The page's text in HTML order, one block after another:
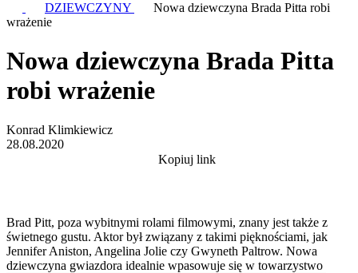
DZIEWCZYNY
Nowa dziewczyna Brada Pitta robi
wrażenie
Nowa dziewczyna Brada Pitta
robi wrażenie
Konrad Klimkiewicz
28.08.2020
Kopiuj link
Brad Pitt, poza wybitnymi rolami filmowymi, znany jest także z
świetnego gustu. Aktor był związany z takimi pięknościami, jak
Jennifer Aniston, Angelina Jolie czy Gwyneth Paltrow. Nowa
dziewczyna gwiazdora idealnie wpasowuje się w towarzystwo